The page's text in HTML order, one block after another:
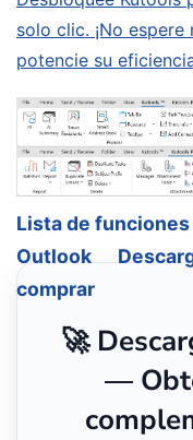
solo clic. ¡No
potencie su
Lista de
Outlook
comprar
🚀
—